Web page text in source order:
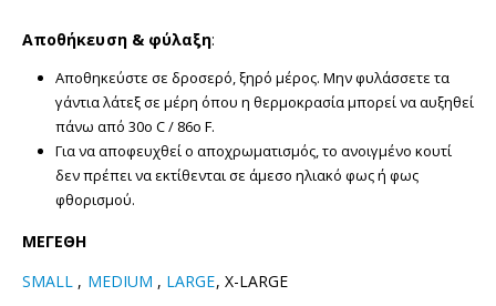
Αποθήκευση & φύλαξη:
Αποθηκεύστε σε δροσερό, ξηρό μέρος. Μην φυλάσσετε τα
γάντια λάτεξ σε μέρη όπου η θερμοκρασία μπορεί να αυξηθεί
πάνω από 30o C / 86o F.
Για να αποφευχθεί ο αποχρωματισμός, το ανοιγμένο κουτί
δεν πρέπει να εκτίθενται σε άμεσο ηλιακό φως ή φως
φθορισμού.
ΜΕΓΕΘΗ
SMALL , MEDIUM , LARGE, X-LARGE